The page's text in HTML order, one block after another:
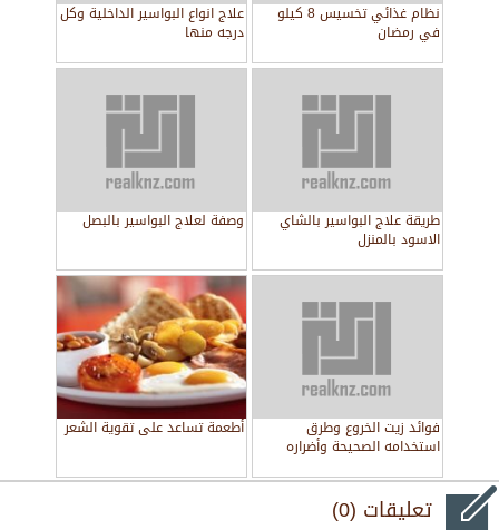
نظام غذائي تخسيس 8 كيلو
في رمضان
علاج انواع البواسير الداخلية وكل
درجه منها
طريقة علاج البواسير بالشاي
الاسود بالمنزل
وصفة لعلاج البواسير بالبصل
فوائد زيت الخروع وطرق
استخدامه الصحيحة وأضراره
أطعمة تساعد على تقوية الشعر
تعليقات (0)